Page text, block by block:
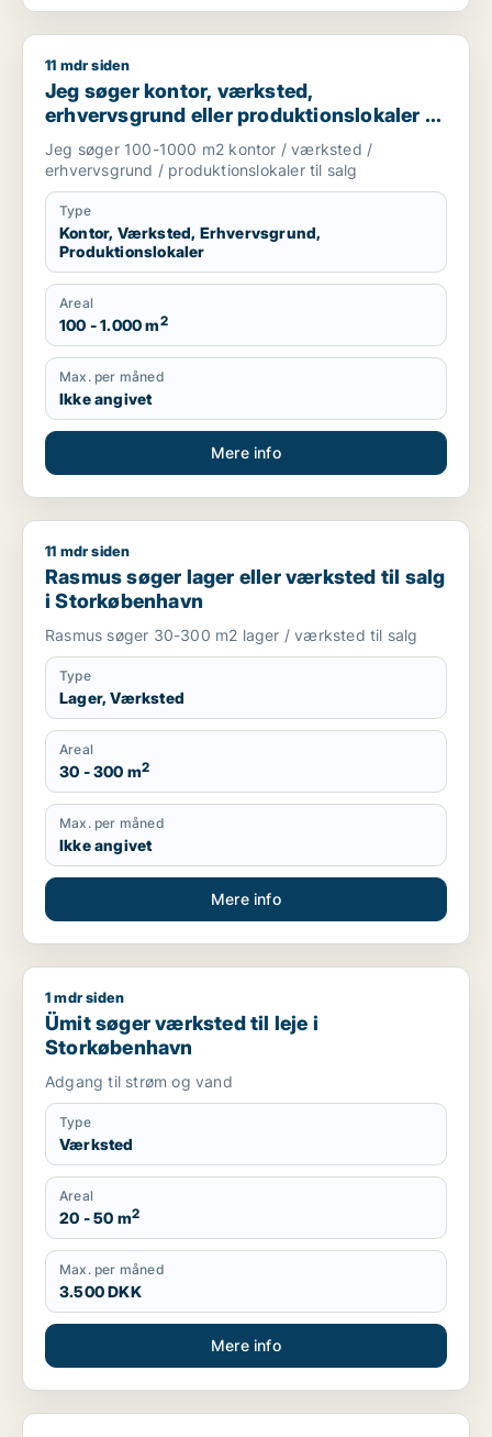
Jeg søger kontor, værksted, erhvervsgrund eller
11 mdr siden
Jeg søger kontor, værksted,
erhvervsgrund eller produktionslokaler til
salg i Storkøbenhavn
Jeg søger 100-1000 m2 kontor / værksted /
erhvervsgrund / produktionslokaler til salg
Type
Kontor, Værksted, Erhvervsgrund,
Produktionslokaler
Areal
100 - 1.000 m2
Max. per måned
Ikke angivet
Mere info
Rasmus søger lager eller værksted til salg i Storkøbenhavn
11 mdr siden
Rasmus søger lager eller værksted til salg
i Storkøbenhavn
Rasmus søger 30-300 m2 lager / værksted til salg
Type
Lager, Værksted
Areal
30 - 300 m2
Max. per måned
Ikke angivet
Mere info
Ümit søger værksted til leje i Storkøbenhavn
1 mdr siden
Ümit søger værksted til leje i
Storkøbenhavn
Adgang til strøm og vand
Type
Værksted
Areal
20 - 50 m2
Max. per måned
3.500 DKK
Mere info